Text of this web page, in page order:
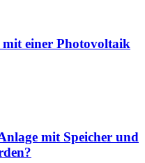
einer Photovoltaik
mit Speicher und